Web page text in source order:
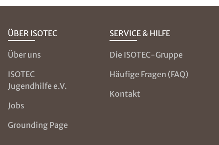
ÜBER ISOTEC
Über uns
ISOTEC
Jugendhilfe e.V.
Jobs
Grounding Page
SERVICE & HILFE
Die ISOTEC-Gruppe
Häufige Fragen (FAQ)
Kontakt